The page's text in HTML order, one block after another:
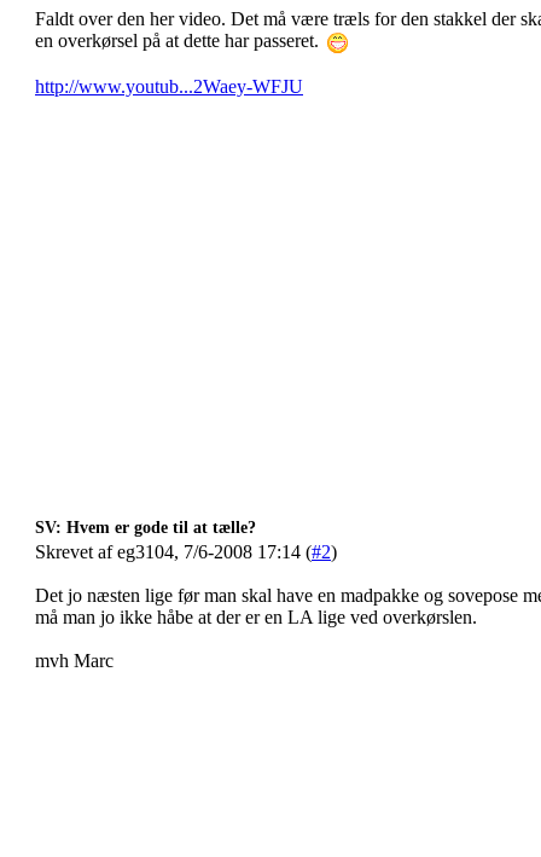
Faldt over den her video. Det må være træls for den stakkel der
en overkørsel på at dette har passeret.
http://www.youtub...2Waey-WFJU
SV: Hvem er gode til at tælle?
Skrevet af eg3104, 7/6-2008 17:14 (#2)
Det jo næsten lige før man skal have en madpakke og sovepose
må man jo ikke håbe at der er en LA lige ved overkørslen.
mvh Marc